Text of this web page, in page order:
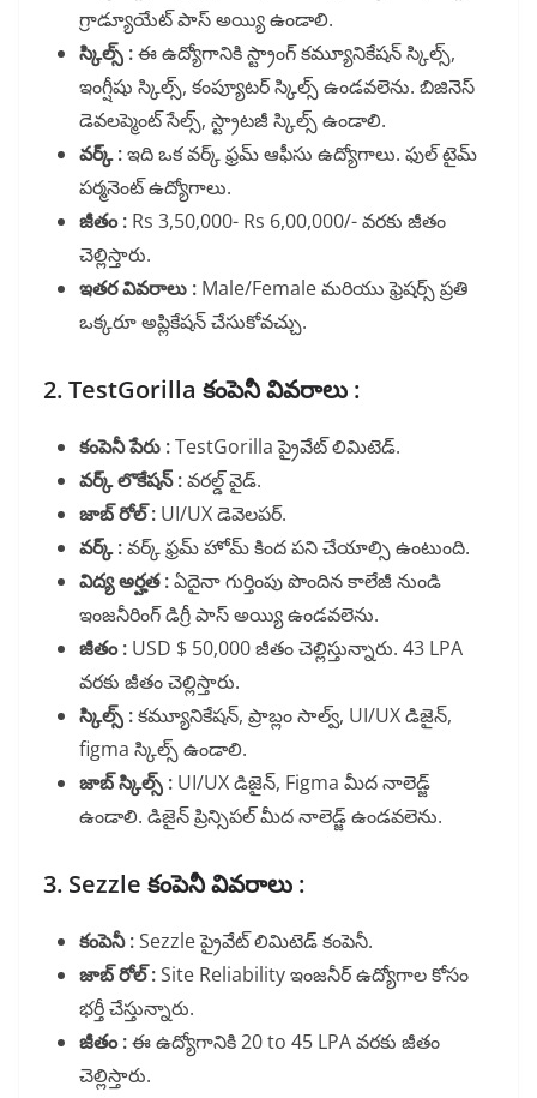
గ్రాడ్యూయేట్ పాస్ అయ్యి ఉండాలి.
స్కిల్స్ :ఈ ఉద్యోగానికి స్ట్రాంగ్ కమ్యూనికేషన్ స్కిల్స్,
ఇంగ్షీషు స్కిల్స్, కంప్యూటర్ స్కిల్స్ ఉండవలెను. బిజినెస్
డెవలప్మెంట్ సేల్స్, స్ట్రాటజీ స్కిల్స్ ఉండాలి.
వర్క్ :ఇది ఒక వర్క్ ఫ్రమ్ ఆఫీసు ఉద్యోగాలు. ఫుల్ టైమ్
పర్మనెంట్ ఉద్యోగాలు.
జీతం : Rs 3,50,000- Rs 6,00,000/- వరకు జీతం
చెల్లిస్తారు.
ఇతర వివరాలు : Male/Female మరియు ఫ్రెషర్స్ ప్రతి
ఒక్కరూ అప్లికేషన్ చేసుకోవచ్చు.
2. TestGorilla కంపెనీ వివరాలు :
కంపెనీ పేరు :TestGorilla ప్రైవేట్ లిమిటెడ్.
వర్క్ లొకేషన్ :వరల్డ్ వైడ్.
జాబ్ రోల్ : UI/UX డెవెలపర్.
వర్క్ :వర్క్ ఫ్రమ్ హోమ్ కింద పని చేయాల్సి ఉంటుంది.
విద్య అర్హత :ఏదైనా గుర్తింపు పొందిన కాలేజీ నుండి
ఇంజనీరింగ్ డిగ్రీ పాస్ అయ్యి ఉండవలెను.
జీతం : USD $ 50,000 జీతం చెల్లిస్తున్నారు. 43 LPA
వరకు జీతం చెల్లిస్తారు.
స్కిల్స్ :కమ్యూనికేషన్, ప్రాబ్లం సాల్వ్, UI/UX డిజైన్,
figma స్కిల్స్ ఉండాలి.
జాబ్ స్కిల్స్ : UI/UX డిజైన్, Figma మీద నాలెడ్జ్
ఉండాలి. డిజైన్ ప్రిన్సిపల్ మీద నాలెడ్జ్ ఉండవలెను.
3. Sezzle కంపెనీ వివరాలు :
కంపెనీ :Sezzle ప్రైవేట్ లిమిటెడ్ కంపెనీ.
జాబ్ రోల్ :Site Reliability ఇంజనీర్ ఉద్యోగాల కోసం
భర్తీ చేస్తున్నారు.
జీతం :ఈ ఉద్యోగానికి 20 to 45 LPA వరకు జీతం
చెల్లిస్తారు.